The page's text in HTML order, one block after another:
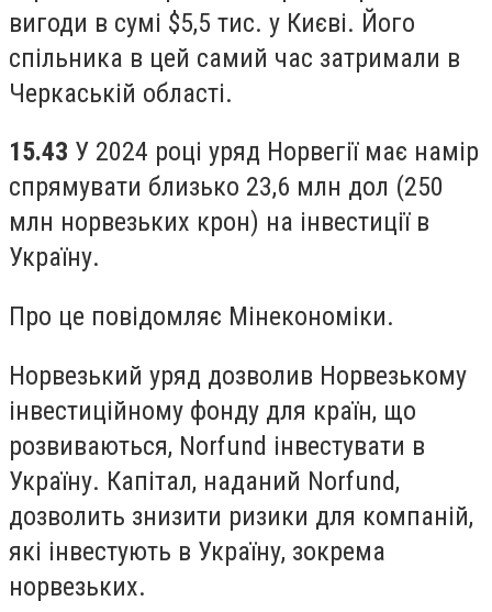
вигоди в сумі $5,5 тис. у Києві. Його
спільника в цей самий час затримали в
Черкаській області.
15.43 У 2024 році уряд Норвегії має намір
спрямувати близько 23,6 млн дол (250
млн норвезьких крон) на інвестиції в
Україну.
Про це повідомляє Мінекономіки.
Норвезький уряд дозволив Норвезькому
інвестиційному фонду для країн, що
розвиваються, Norfund інвестувати в
Україну. Капітал, наданий Norfund,
дозволить знизити ризики для компаній,
які інвестують в Україну, зокрема
норвезьких.